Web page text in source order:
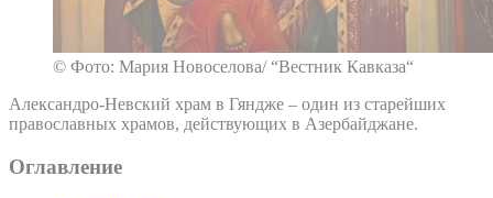
© Фото: Мария Новоселова/ “Вестник Кавказа“
Александро-Невский храм в Гяндже – один из старейших
православных храмов, действующих в Азербайджане.
Оглавление